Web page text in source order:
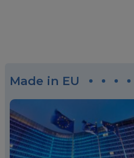
Made in EU